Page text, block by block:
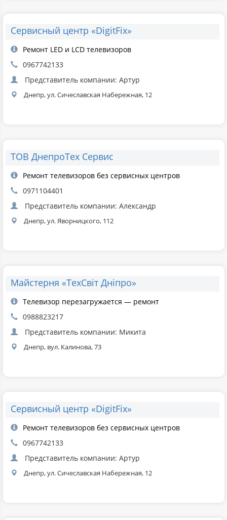
Сервисный центр «DigitFix»
Ремонт LED и LCD телевизоров
0967742133
Представитель компании: Артур
Днепр, ул. Сичеславская Набережная, 12
ТОВ ДнепроТех Сервис
Ремонт телевизоров без сервисных центров
0971104401
Представитель компании: Александр
Днепр, ул. Яворницкого, 112
Майстерня «ТехСвіт Дніпро»
Телевизор перезагружается — ремонт
0988823217
Представитель компании: Микита
Днепр, вул. Калинова, 73
Сервисный центр «DigitFix»
Ремонт телевизоров без сервисных центров
0967742133
Представитель компании: Артур
Днепр, ул. Сичеславская Набережная, 12